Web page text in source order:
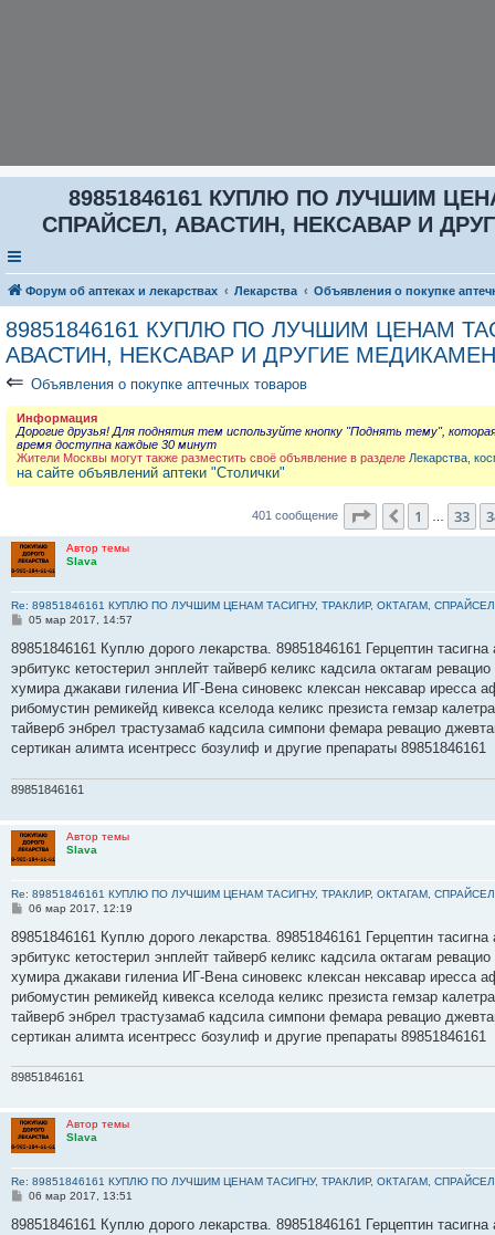
89851846161 КУПЛЮ ПО ЛУЧШИМ
СПРАЙСЕЛ, АВАСТИН, НЕКСАВАР И
Форум об аптеках и лекарствах Лекарства Объявления о покупке
89851846161 КУПЛЮ ПО ЛУЧШИМ ЦЕНАМ
АВАСТИН, НЕКСАВАР И ДРУГИЕ
⇐ Объявления о покупке аптечных товаров
Информация
Дорогие друзья! Для поднятия тем используйте кнопку "Поднять тему",
время доступна каждые 30 минут
Жители Москвы могут также разместить своё объявление в разделе Лекарства,
на сайте объявлений аптеки "Столички"
401 сообщение Страница 35из
Пред.
1 33
Автор темы
Slava
Re: 89851846161 КУПЛЮ ПО ЛУЧШИМ ЦЕНАМ ТАСИГНУ, ТРАКЛИР, ОКТАГАМ,
С
о
щ
е
и
е
05 мар 2017, 14:57
89851846161 Куплю дорого лекарства. 89851846161 Герцептин
эрбитукс кетостерил энплейт тайверб келикс кадсила октагам
хумира джакави гилениа ИГ-Вена синовекс клексан нексавар иресса
рибомустин ремикейд кивекса кселода келикс презиста гемзар
тайверб энбрел трастузамаб кадсила симпони фемара ревацио
сертикан алимта исентресс бозулиф и другие препараты 89851846161
89851846161
Автор темы
Slava
Re: 89851846161 КУПЛЮ ПО ЛУЧШИМ ЦЕНАМ ТАСИГНУ, ТРАКЛИР, ОКТАГАМ,
С
о
щ
е
и
е
06 мар 2017, 12:19
89851846161 Куплю дорого лекарства. 89851846161 Герцептин
эрбитукс кетостерил энплейт тайверб келикс кадсила октагам
хумира джакави гилениа ИГ-Вена синовекс клексан нексавар иресса
рибомустин ремикейд кивекса кселода келикс презиста гемзар
тайверб энбрел трастузамаб кадсила симпони фемара ревацио
сертикан алимта исентресс бозулиф и другие препараты 89851846161
89851846161
Автор темы
Slava
Re: 89851846161 КУПЛЮ ПО ЛУЧШИМ ЦЕНАМ ТАСИГНУ, ТРАКЛИР, ОКТАГАМ,
С
о
06 мар 2017, 13:51
89851846161 Куплю дорого лекарства. 89851846161 Герцептин